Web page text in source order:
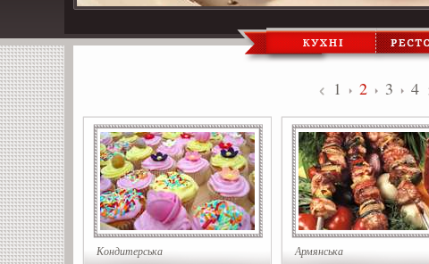
1 2 3 4
Кондитерська Армянська